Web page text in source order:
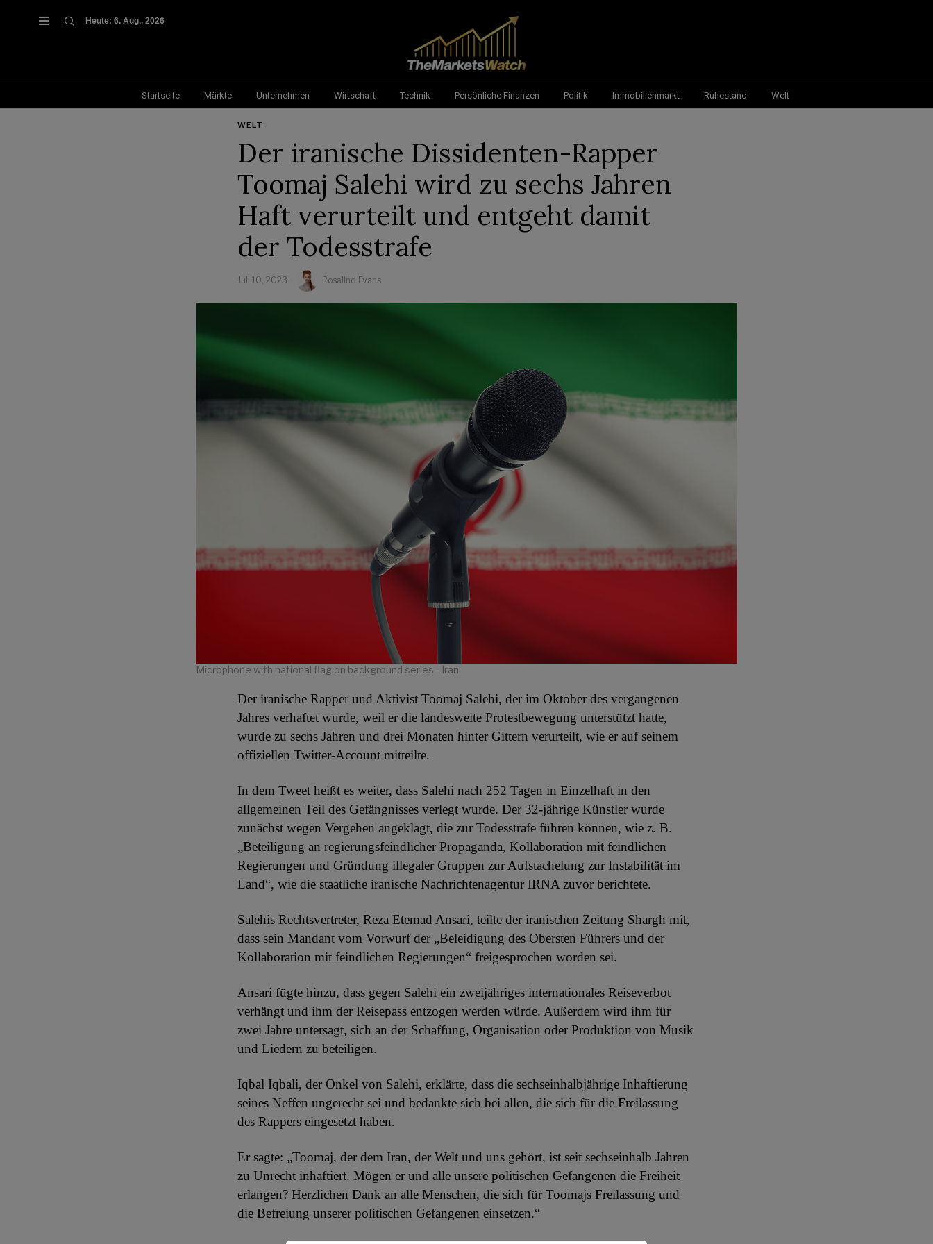
Heute: 6. Aug., 2026
Startseite Märkte Unternehmen Wirtschaft Technik Persönliche Finanzen Politik Immobilienmarkt Ruhestand Welt
WELT
Der iranische Dissidenten-Rapper
Toomaj Salehi wird zu sechs Jahren
Haft verurteilt und entgeht damit
der Todesstrafe
Juli 10, 2023 Rosalind Evans
Microphone with national flag on background series - Iran
Der iranische Rapper und Aktivist Toomaj Salehi, der im Oktober des vergangenen
Jahres verhaftet wurde, weil er die landesweite Protestbewegung unterstützt hatte,
wurde zu sechs Jahren und drei Monaten hinter Gittern verurteilt, wie er auf seinem
offiziellen Twitter-Account mitteilte.
In dem Tweet heißt es weiter, dass Salehi nach 252 Tagen in Einzelhaft in den
allgemeinen Teil des Gefängnisses verlegt wurde. Der 32-jährige Künstler wurde
zunächst wegen Vergehen angeklagt, die zur Todesstrafe führen können, wie z. B.
„Beteiligung an regierungsfeindlicher Propaganda, Kollaboration mit feindlichen
Regierungen und Gründung illegaler Gruppen zur Aufstachelung zur Instabilität im
Land“, wie die staatliche iranische Nachrichtenagentur IRNA zuvor berichtete.
Salehis Rechtsvertreter, Reza Etemad Ansari, teilte der iranischen Zeitung Shargh mit,
dass sein Mandant vom Vorwurf der „Beleidigung des Obersten Führers und der
Kollaboration mit feindlichen Regierungen“ freigesprochen worden sei.
Ansari fügte hinzu, dass gegen Salehi ein zweijähriges internationales Reiseverbot
verhängt und ihm der Reisepass entzogen werden würde. Außerdem wird ihm für
zwei Jahre untersagt, sich an der Schaffung, Organisation oder Produktion von Musik
und Liedern zu beteiligen.
Iqbal Iqbali, der Onkel von Salehi, erklärte, dass die sechseinhalbjährige Inhaftierung
seines Neffen ungerecht sei und bedankte sich bei allen, die sich für die Freilassung
des Rappers eingesetzt haben.
Er sagte: „Toomaj, der dem Iran, der Welt und uns gehört, ist seit sechseinhalb Jahren
zu Unrecht inhaftiert. Mögen er und alle unsere politischen Gefangenen die Freiheit
erlangen? Herzlichen Dank an alle Menschen, die sich für Toomajs Freilassung und
die Befreiung unserer politischen Gefangenen einsetzen.“